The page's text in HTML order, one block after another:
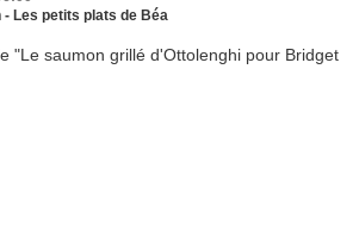
Les petits plats de Béa